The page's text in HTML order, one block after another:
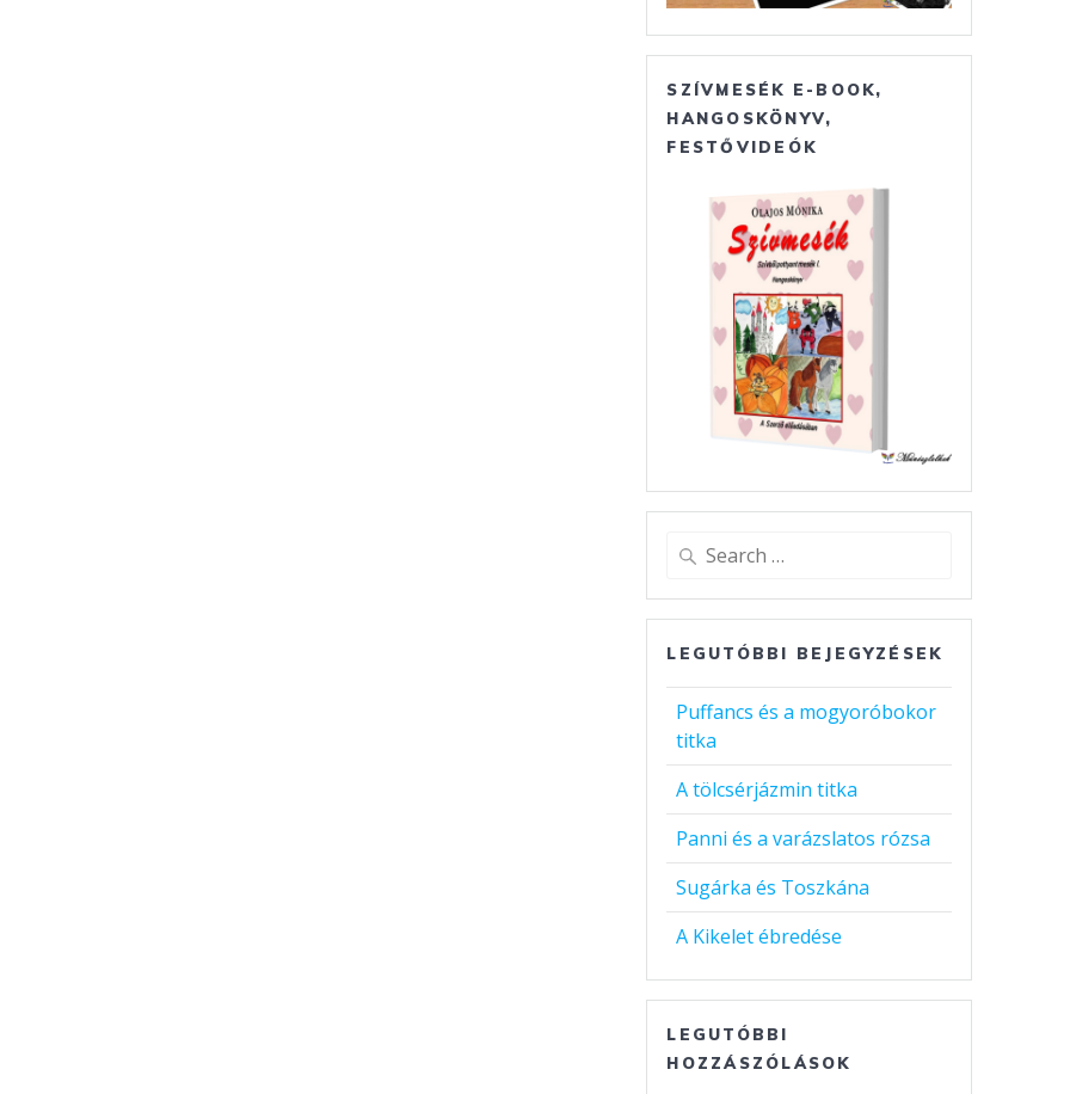
SZÍVMESÉK E-BOOK,
HANGOSKÖNYV,
FESTŐVIDEÓK
Search
LEGUTÓBBI BEJEGYZÉSEK
Puffancs és a mogyoróbokor
titka
A tölcsérjázmin titka
Panni és a varázslatos rózsa
Sugárka és Toszkána
A Kikelet ébredése
LEGUTÓBBI
HOZZÁSZÓLÁSOK